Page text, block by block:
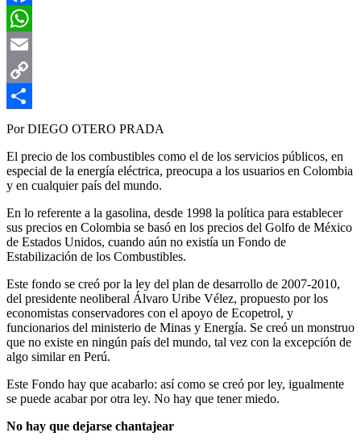
Facebook
WhatsApp
Email
Copy
Link
Compartir
Por DIEGO OTERO PRADA
El precio de los combustibles como el de los servicios públicos, en
especial de la energía eléctrica, preocupa a los usuarios en Colombia
y en cualquier país del mundo.
En lo referente a la gasolina, desde 1998 la política para establecer
sus precios en Colombia se basó en los precios del Golfo de México
de Estados Unidos, cuando aún no existía un Fondo de
Estabilización de los Combustibles.
Este fondo se creó por la ley del plan de desarrollo de 2007-2010,
del presidente neoliberal Álvaro Uribe Vélez, propuesto por los
economistas conservadores con el apoyo de Ecopetrol, y
funcionarios del ministerio de Minas y Energía. Se creó un monstruo
que no existe en ningún país del mundo, tal vez con la excepción de
algo similar en Perú.
Este Fondo hay que acabarlo: así como se creó por ley, igualmente
se puede acabar por otra ley. No hay que tener miedo.
No hay que dejarse chantajear